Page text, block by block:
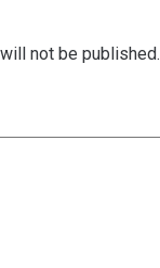
not be published.